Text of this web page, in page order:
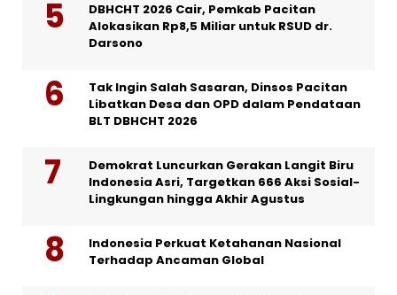
DBHCHT 2026 Cair, Pemkab Pacitan
Alokasikan Rp8,5 Miliar untuk RSUD dr.
Darsono
Tak Ingin Salah Sasaran, Dinsos Pacitan
Libatkan Desa dan OPD dalam Pendataan
BLT DBHCHT 2026
Demokrat Luncurkan Gerakan Langit Biru
Indonesia Asri, Targetkan 666 Aksi Sosial-
Lingkungan hingga Akhir Agustus
Indonesia Perkuat Ketahanan Nasional
Terhadap Ancaman Global